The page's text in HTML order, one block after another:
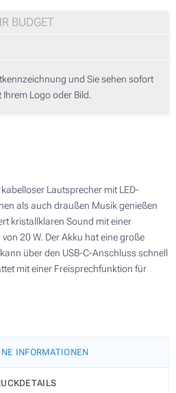
BUDGET
und Sie sehen sofort
Logo oder Bild.
Lautsprecher mit LED-
als auch draußen Musik genießen
kristallklaren Sound mit einer
20 W. Der Akku hat eine große
über den USB-C-Anschluss schnell
mit einer Freisprechfunktion für
INFORMATIONEN